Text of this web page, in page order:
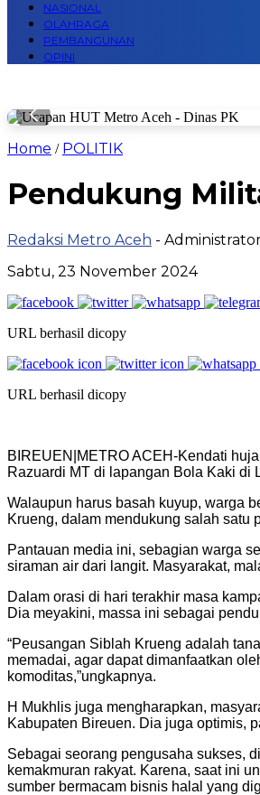
NASIONAL
OLAHRAGA
PEMBANGUNAN
OPINI
Home / POLITIK
Pendukung
Redaksi Metro Aceh -
Sabtu, 23 November 2024
URL berhasil dicopy
URL berhasil dicopy
BIREUEN|METRO ACEH-Kendati
Razuardi MT di lapangan Bola Kaki di
Walaupun harus basah kuyup, warga
Krueng, dalam mendukung salah satu
Pantauan media ini, sebagian warga
siraman air dari langit. Masyarakat,
Dalam orasi di hari terakhir masa
Dia meyakini, massa ini sebagai
“Peusangan Siblah Krueng adalah
memadai, agar dapat dimanfaatkan
komoditas,”ungkapnya.
H Mukhlis juga mengharapkan,
Kabupaten Bireuen. Dia juga optimis,
Sebagai seorang pengusaha sukses,
kemakmuran rakyat. Karena, saat ini
sumber bermacam bisnis halal yang